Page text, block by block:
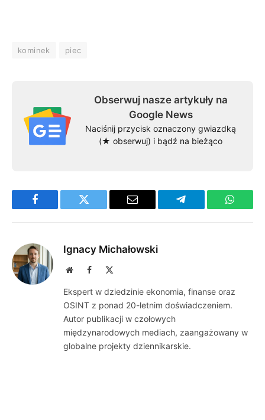
kominek piec
Obserwuj nasze artykuły na
Google News
Naciśnij przycisk oznaczony gwiazdką
(★ obserwuj) i bądź na bieżąco
Facebook Twitter Email Telegram
Ignacy Michałowski
WebsiteFacebook
Ekspert w dziedzinie ekonomia, finanse oraz
OSINT z ponad 20-letnim doświadczeniem.
Autor publikacji w czołowych
międzynarodowych mediach, zaangażowany w
globalne projekty dziennikarskie.